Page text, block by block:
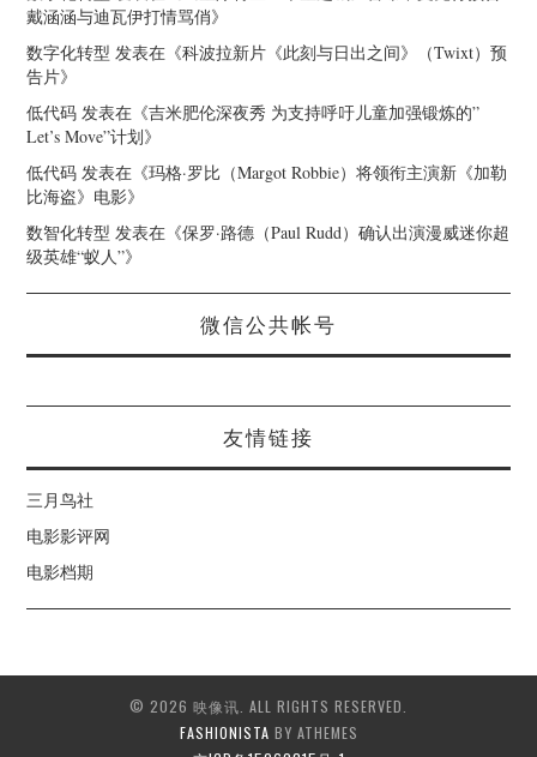
戴涵涵与迪瓦伊打情骂俏》
数字化转型 发表在《科波拉新片《此刻与日出之间》（Twixt）预
告片》
低代码 发表在《吉米肥伦深夜秀 为支持呼吁儿童加强锻炼的”
Let’s Move”计划》
低代码 发表在《玛格·罗比（Margot Robbie）将领衔主演新《加勒
比海盗》电影》
数智化转型 发表在《保罗·路德（Paul Rudd）确认出演漫威迷你超
级英雄“蚁人”》
微信公共帐号
友情链接
三月鸟社
电影影评网
电影档期
© 2026 映像讯. ALL RIGHTS RESERVED.
FASHIONISTA BY ATHEMES